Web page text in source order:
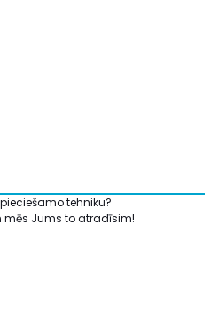
tehniku?
mēs Jums to atradīsim!